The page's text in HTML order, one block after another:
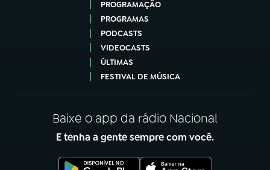
PROGRAMAÇÃO
PROGRAMAS
PODCASTS
VIDEOCASTS
ÚLTIMAS
FESTIVAL DE MÚSICA
Baixe o app da rádio Nacional
E tenha a gente sempre com você.